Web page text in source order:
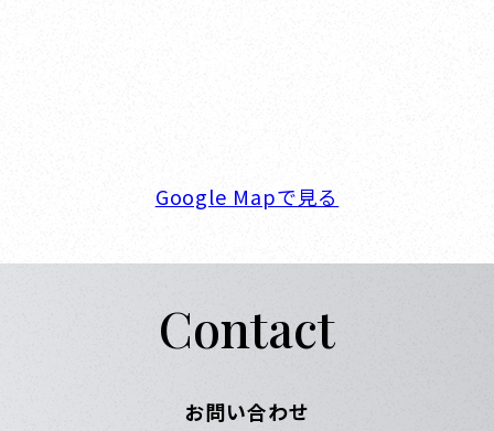
Google Mapで見る
Contact
お問い合わせ